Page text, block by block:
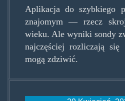
Aplikacja do szybkiego
znajomym — rzecz
wieku. Ale wyniki sondy
najczęściej rozliczają się
mogą zdziwić.